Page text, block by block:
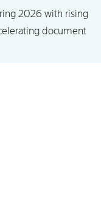
2026 with rising
document